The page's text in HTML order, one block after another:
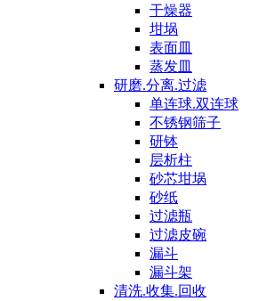
干燥器
坩埚
表面皿
蒸发皿
研磨.分离.过滤
单连球.双连球
不锈钢筛子
研钵
层析柱
砂芯坩埚
砂纸
过滤瓶
过滤皮碗
漏斗
漏斗架
清洗.收集.回收